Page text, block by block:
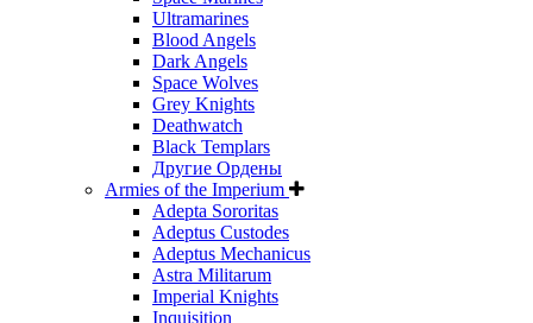
Ultramarines
Blood Angels
Dark Angels
Space Wolves
Grey Knights
Deathwatch
Black Templars
Другие Ордены
Armies of the Imperium
Adepta Sororitas
Adeptus Custodes
Adeptus Mechanicus
Astra Militarum
Imperial Knights
Inquisition